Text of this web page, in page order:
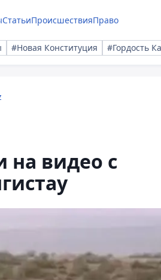
СтатьиПроисшествияПраво
#Новая Конституция #Гордость
на видео с